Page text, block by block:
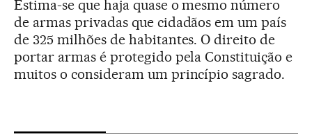
Estima-se que haja quase o mesmo número
de armas privadas que cidadãos em um país
de 325 milhões de habitantes. O direito de
portar armas é protegido pela Constituição e
muitos o consideram um princípio sagrado.